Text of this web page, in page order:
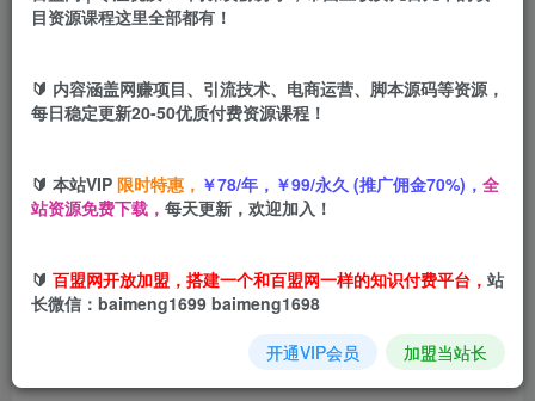
年卡会员 免费
您当前未登录！建议登陆后购买，可保存购买订单
引流系列课4，知乎精准引流技术视频教程
课程内容：
目资源课程这里全部都有！
🔰 内容涵盖网赚项目、引流技术、电商运营、脚本源码等资源，
每日稳定更新20-50优质付费资源课程！
🔰 本站VIP 限时特惠， ￥78/年，￥99/永久 (推广佣金70%)， 全
站资源免费下载， 每天更新，欢迎加入！
🔰 百盟网开放加盟，搭建一个和百盟网一样的知识付费平台， 站
长微信：baimeng1699 baimeng1698
开通VIP会员 加盟当站长